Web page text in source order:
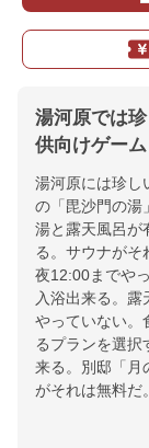
湯河原では
供向けゲー
湯河原には珍し
の「毘沙門の湯
湯と露天風呂が
る。サウナがそ
夜12:00までや
入浴出来る。
やっていない。
るプランを選択
来る。別邸「月
がそれは無料だ。